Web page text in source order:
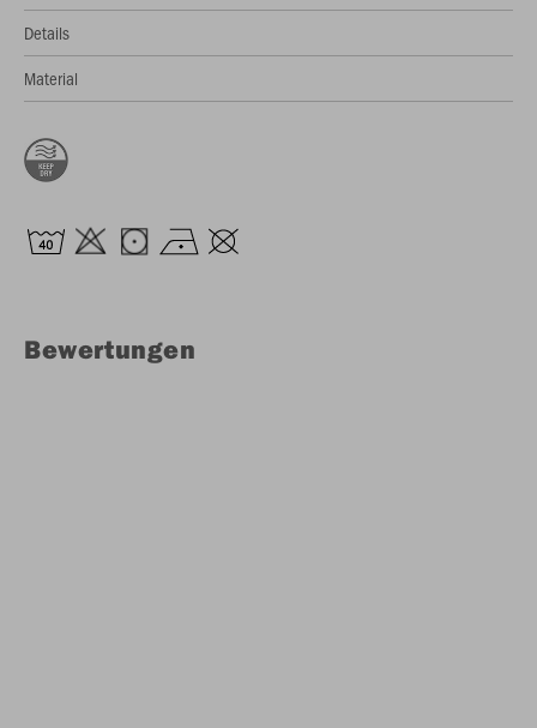
Details
Material
Bewertungen